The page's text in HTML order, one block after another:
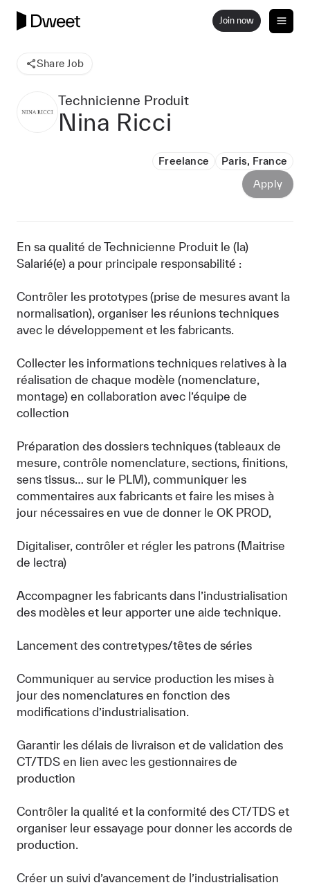
Join now
Share Job
Technicienne Produit
Nina Ricci
Freelance
Paris, France
Apply
En sa qualité de Technicienne Produit le (la)
Salarié(e) a pour principale responsabilité :
Contrôler les prototypes (prise de mesures avant la
normalisation), organiser les réunions techniques
avec le développement et les fabricants.
Collecter les informations techniques relatives à la
réalisation de chaque modèle (nomenclature,
montage) en collaboration avec l’équipe de
collection
Préparation des dossiers techniques (tableaux de
mesure, contrôle nomenclature, sections, finitions,
sens tissus… sur le PLM), communiquer les
commentaires aux fabricants et faire les mises à
jour nécessaires en vue de donner le OK PROD,
Digitaliser, contrôler et régler les patrons (Maitrise
de lectra)
Accompagner les fabricants dans l’industrialisation
des modèles et leur apporter une aide technique.
Lancement des contretypes/têtes de séries
Communiquer au service production les mises à
jour des nomenclatures en fonction des
modifications d’industrialisation.
Garantir les délais de livraison et de validation des
CT/TDS en lien avec les gestionnaires de
production
Contrôler la qualité et la conformité des CT/TDS et
organiser leur essayage pour donner les accords de
production.
Créer un suivi d’avancement de l’industrialisation